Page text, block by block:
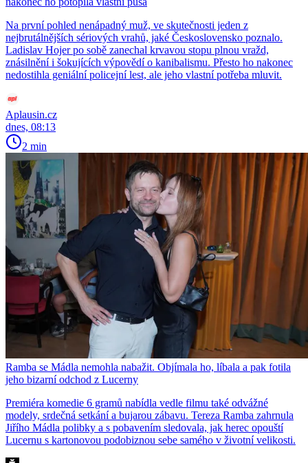
Na první pohled nenápadný muž, ve skutečnosti jeden z
nejbrutálnějších sériových vrahů, jaké Československo poznalo.
Ladislav Hojer po sobě zanechal krvavou stopu plnou vražd,
znásilnění i šokujících výpovědí o kanibalismu. Přesto ho nakonec
nedostihla geniální policejní lest, ale jeho vlastní potřeba mluvit.
Aplausin.cz
dnes, 08:13
2 min
Ramba se Mádla nemohla nabažit. Objímala ho, líbala a pak fotila
jeho bizarní odchod z Lucerny
Premiéra komedie 6 gramů nabídla vedle filmu také odvážné
modely, srdečná setkání a bujarou zábavu. Tereza Ramba zahrnula
Jiřího Mádla polibky a s pobavením sledovala, jak herec opouští
Lucernu s kartonovou podobiznou sebe samého v životní velikosti.